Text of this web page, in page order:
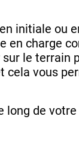
initiale ou
en charge
le terrain
cela vous
long de